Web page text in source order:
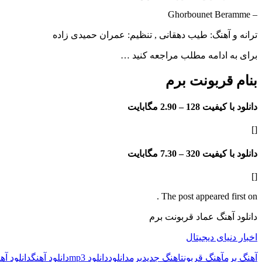
– Ghorbounet Beramme
ترانه و آهنگ: طیب دهقانی , تنظیم: عمران حمیدی زاده
برای به ادامه مطلب مراجعه کنید …
بنام قربونت برم
دانلود با کیفیت 128 – 2.90 مگابایت
[]
دانلود با کیفیت 320 – 7.30 مگابایت
[]
The post appeared first on .
دانلود آهنگ عماد قربونت برم
اخبار دنیای دیجیتال
آهنگ برمآهنگ قربونتاهنگ جدیدبرمدانلوددانلود mp3 دانلود آهنگدانلود